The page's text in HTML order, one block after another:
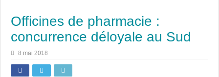
Officines de pharmacie :
concurrence déloyale au Sud
8 mai 2018